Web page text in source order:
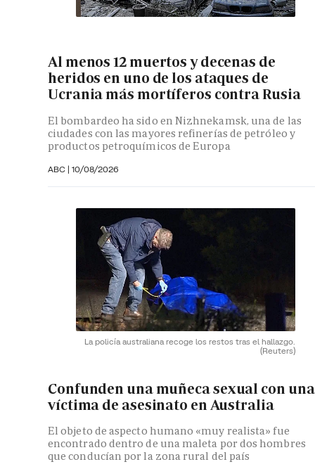
Al menos 12 muertos y decenas de
heridos en uno de los ataques de
Ucrania más mortíferos contra Rusia
El bombardeo ha sido en Nizhnekamsk, una de las
ciudades con las mayores refinerías de petróleo y
productos petroquímicos de Europa
ABC | 10/08/2026
La policía australiana recoge los restos tras el hallazgo.
(Reuters)
Confunden una muñeca sexual con una
víctima de asesinato en Australia
El objeto de aspecto humano «muy realista» fue
encontrado dentro de una maleta por dos hombres
que conducían por la zona rural del país